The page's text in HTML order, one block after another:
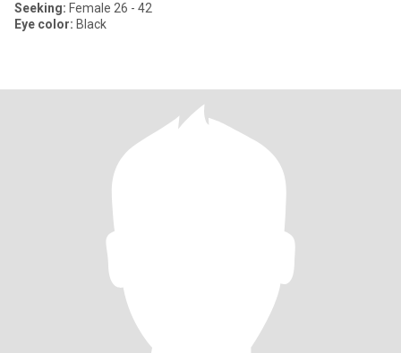
Seeking: Female 26 - 42
Eye color: Black